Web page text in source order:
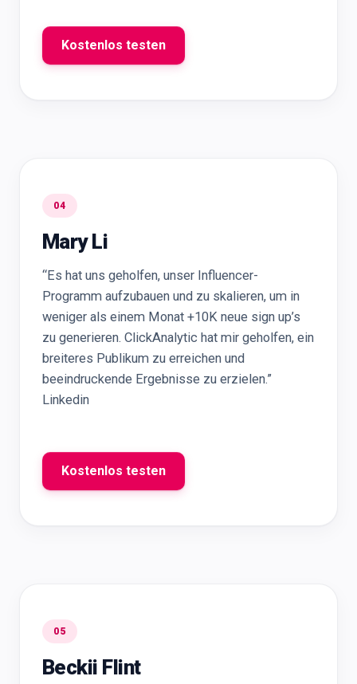
Kostenlos testen
04
Mary Li
“Es hat uns geholfen, unser Influencer-
Programm aufzubauen und zu skalieren, um in
weniger als einem Monat +10K neue sign up’s
zu generieren. ClickAnalytic hat mir geholfen, ein
breiteres Publikum zu erreichen und
beeindruckende Ergebnisse zu erzielen.”
Linkedin
Kostenlos testen
05
Beckii Flint